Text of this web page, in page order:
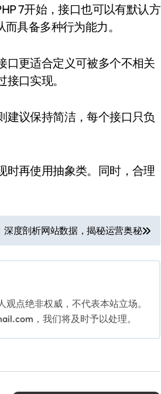
7开始，接口也可以有默认方
具备多种行为能力。
口更适合定义可被多个不相关
口实现。
建议保持简洁，每个接口只负
时再使用抽象类。同时，合理
深度剖析网站数据，揭秘运营奥秘
点绝非权威，不代表本站立场。
，我们将及时予以处理。